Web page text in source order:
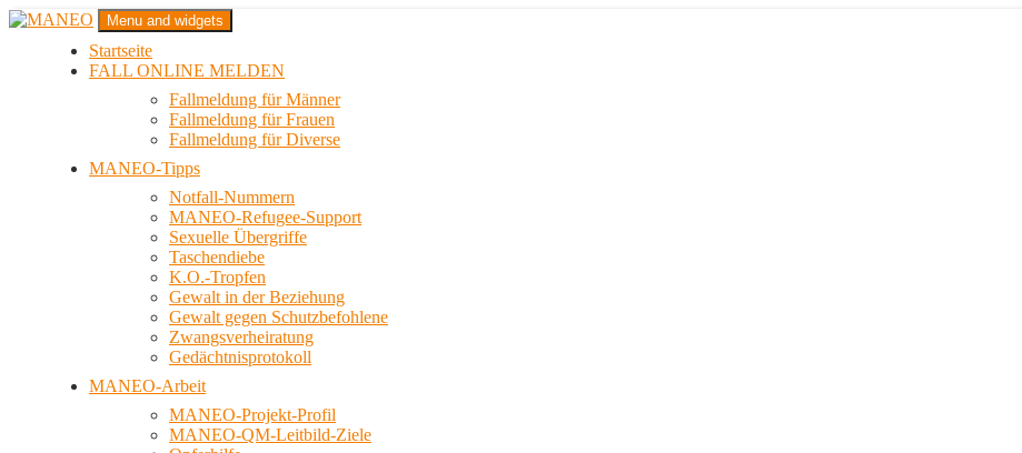
Zum
MANEO
Das schwule Anti-Gewalt-Projekt in Berlin
Menu and widgets
Startseite
FALL ONLINE MELDEN
Fallmeldung für Männer
Fallmeldung für Frauen
Fallmeldung für Diverse
MANEO-Tipps
Notfall-Nummern
MANEO-Refugee-Support
Sexuelle Übergriffe
Taschendiebe
K.O.-Tropfen
Gewalt in der Beziehung
Gewalt gegen Schutzbefohlene
Zwangsverheiratung
Gedächtnisprotokoll
MANEO-Arbeit
MANEO-Projekt-Profil
MANEO-QM-Leitbild-Ziele